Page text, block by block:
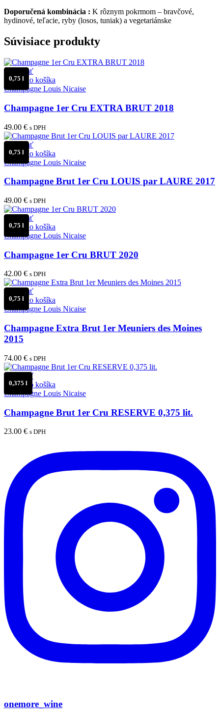
Doporučená kombinácia : K rôznym pokrmom – bravčové,
hydinové, teľacie, ryby (losos, tuniak) a vegetariánske
Súvisiace produkty
Porovnať
Pridať do košíka
Champagne Louis Nicaise
Champagne 1er Cru EXTRA BRUT 2018
49.00 € s DPH
0,75 l
Porovnať
Pridať do košíka
Champagne Louis Nicaise
Champagne Brut 1er Cru LOUIS par LAURE 2017
49.00 € s DPH
0,75 l
Porovnať
Pridať do košíka
Champagne Louis Nicaise
Champagne 1er Cru BRUT 2020
42.00 € s DPH
0,75 l
Porovnať
Pridať do košíka
Champagne Louis Nicaise
Champagne Extra Brut 1er Meuniers des Moines
2015
74.00 € s DPH
0,75 l
Porovnať
Pridať do košíka
Champagne Louis Nicaise
Champagne Brut 1er Cru RESERVE 0,375 lit.
23.00 € s DPH
0,375 l
onemore_wine